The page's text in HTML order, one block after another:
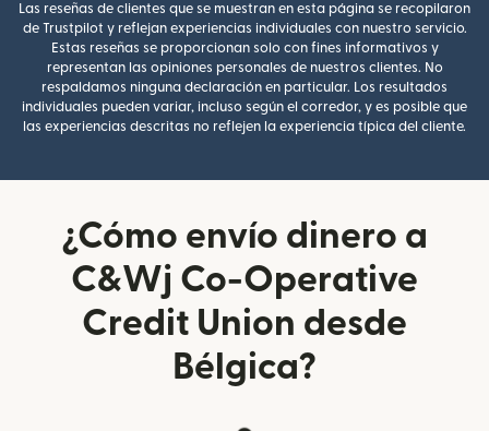
Las reseñas de clientes que se muestran en esta página se recopilaron
de Trustpilot y reflejan experiencias individuales con nuestro servicio.
Estas reseñas se proporcionan solo con fines informativos y
representan las opiniones personales de nuestros clientes. No
respaldamos ninguna declaración en particular. Los resultados
individuales pueden variar, incluso según el corredor, y es posible que
las experiencias descritas no reflejen la experiencia típica del cliente.
¿Cómo envío dinero a
C&Wj Co-Operative
Credit Union desde
Bélgica?